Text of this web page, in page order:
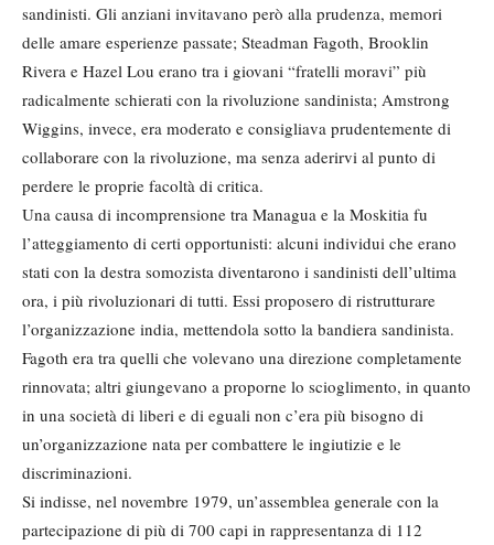
sandinisti. Gli anziani invitavano però alla prudenza, memori
delle amare esperienze passate; Steadman Fagoth, Brooklin
Rivera e Hazel Lou erano tra i giovani “fratelli moravi” più
radicalmente schierati con la rivoluzione sandinista; Amstrong
Wiggins, invece, era moderato e consigliava prudentemente di
collaborare con la rivoluzione, ma senza aderirvi al punto di
perdere le proprie facoltà di critica.
Una causa di incomprensione tra Managua e la Moskitia fu
l’atteggiamento di certi opportunisti: alcuni individui che erano
stati con la destra somozista diventarono i sandinisti dell’ultima
ora, i più rivoluzionari di tutti. Essi proposero di ristrutturare
l’organizzazione india, mettendola sotto la bandiera sandinista.
Fagoth era tra quelli che volevano una direzione completamente
rinnovata; altri giungevano a proporne lo scioglimento, in quanto
in una società di liberi e di eguali non c’era più bisogno di
un’organizzazione nata per combattere le ingiutizie e le
discriminazioni.
Si indisse, nel novembre 1979, un’assemblea generale con la
partecipazione di più di 700 capi in rappresentanza di 112